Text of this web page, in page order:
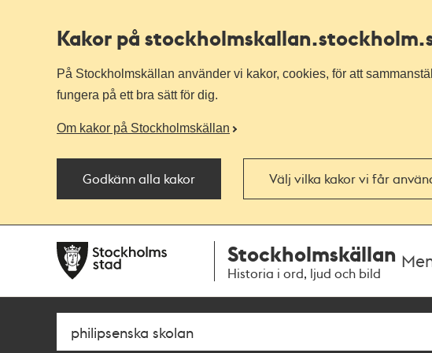
Kakor på stockholmskallan
På Stockholmskällan använder vi kakor, cookies, för att
fungera på ett bra sätt för dig.
Om kakor på Stockholmskällan
Godkänn alla kakor Välj vilka kakor vi får
navigationen
huvudinnehållet
Stockholmskällan
Historia i ord, ljud och bild
Sök